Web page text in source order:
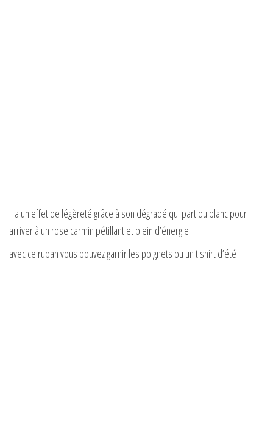
il a un effet de légèreté grâce à son dégradé qui part du blanc pour
arriver à un rose carmin pétillant et plein d’énergie
avec ce ruban vous pouvez garnir les poignets ou un t shirt d’été